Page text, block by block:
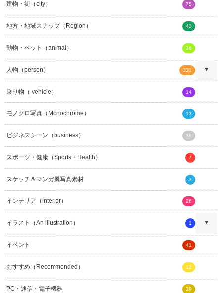
建物・街（city） 75
地方・地域スナップ（Region） 43
動物・ペット（animal） 36
人物（person） 331
乗り物（ vehicle） 14
モノクロ写真（Monochrome） 13
ビジネスシーン（business） 38
スポーツ・健康（Sports・Health） 7
スケッチ＆マンガ風写真素材 3
インテリア（interior） 26
イラスト（An illustration） 1
イベント 41
おすすめ（Recommended） 12
PC・通信・電子機器 39